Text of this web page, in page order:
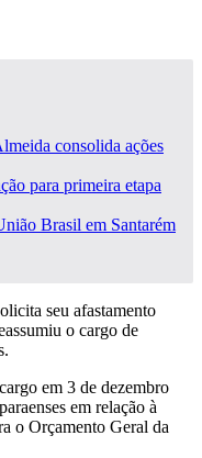
consolida ações
para primeira etapa
Brasil em Santarém
seu afastamento
o cargo de
em 3 de dezembro
em relação à
o Orçamento Geral da